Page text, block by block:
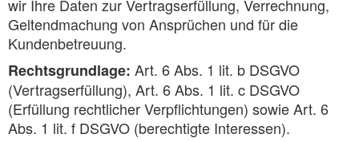
wir Ihre Daten zur Vertragserfüllung, Verrechnung,
Geltendmachung von Ansprüchen und für die
Kundenbetreuung.
Rechtsgrundlage: Art. 6 Abs. 1 lit. b DSGVO
(Vertragserfüllung), Art. 6 Abs. 1 lit. c DSGVO
(Erfüllung rechtlicher Verpflichtungen) sowie Art. 6
Abs. 1 lit. f DSGVO (berechtigte Interessen).